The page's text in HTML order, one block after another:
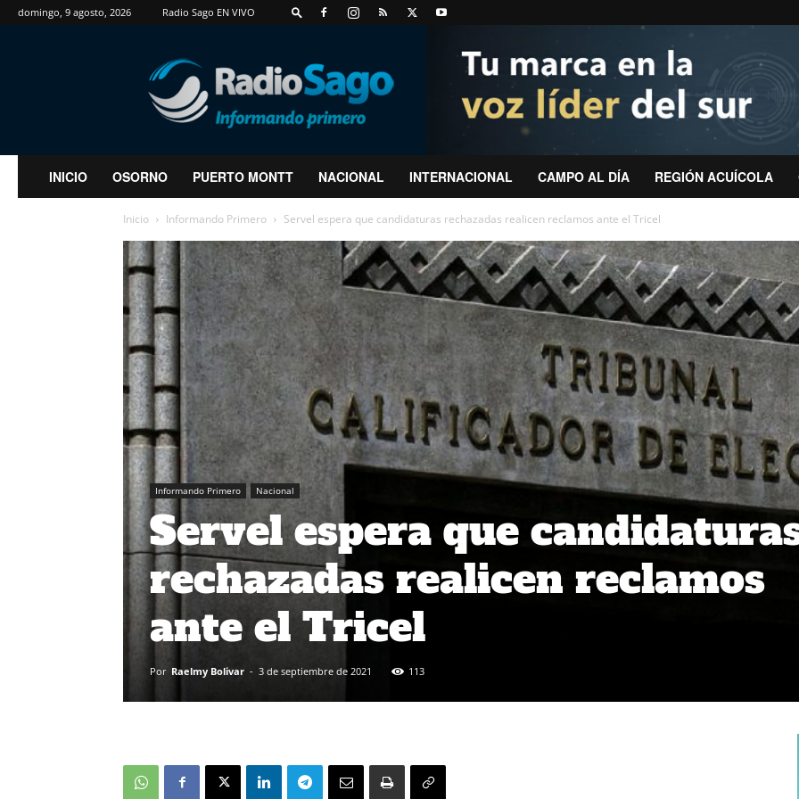
domingo, 9 agosto, 2026 Radio Sago EN VIVO
RadioSago
INICIO OSORNO PUERTO MONTT NACIONAL INTERNACIONAL CAMPO AL DÍA REGIÓN ACUÍCOLA
Inicio Informando Primero Servel espera que candidaturas rechazadas realicen reclamos ante el Tricel
Informando Primero Nacional
Servel espera que
rechazadas realicen reclamos
ante el Tricel
Por Raelmy Bolivar - 3 de septiembre de 2021 113